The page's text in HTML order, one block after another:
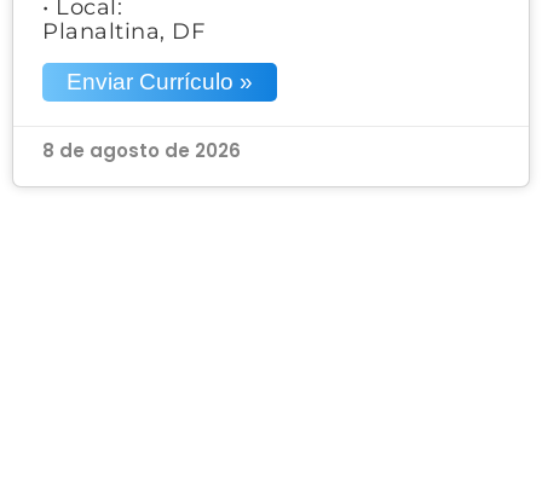
• Local:
Planaltina, DF
Enviar Currículo »
8 de agosto de 2026